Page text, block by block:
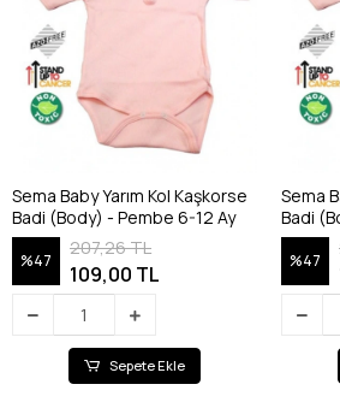
Sema Baby Yarım Kol Kaşkorse
Badi (Body) - Pembe 6-12 Ay
%47
207,26 TL
109,00 TL
Sepete Ekle
Sema
%47